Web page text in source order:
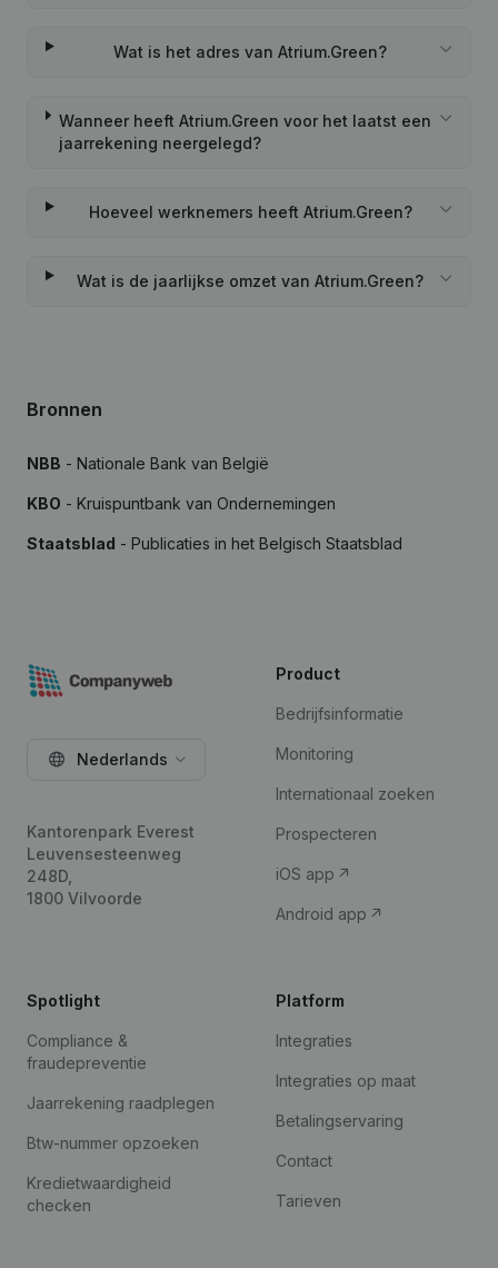
Wat is het adres van Atrium.Green?
Wanneer heeft Atrium.Green voor het laatst een
jaarrekening neergelegd?
Hoeveel werknemers heeft Atrium.Green?
Wat is de jaarlijkse omzet van Atrium.Green?
Bronnen
NBB - Nationale Bank van België
KBO - Kruispuntbank van Ondernemingen
Staatsblad - Publicaties in het Belgisch Staatsblad
Nederlands
Kantorenpark Everest
Leuvensesteenweg
248D,
1800 Vilvoorde
Product
Bedrijfsinformatie
Monitoring
Internationaal zoeken
Prospecteren
iOS app
Android app
Spotlight
Compliance &
fraudepreventie
Jaarrekening raadplegen
Btw-nummer opzoeken
Kredietwaardigheid
checken
Platform
Integraties
Integraties op maat
Betalingservaring
Contact
Tarieven